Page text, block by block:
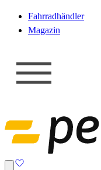
Fahrradhändler
Magazin